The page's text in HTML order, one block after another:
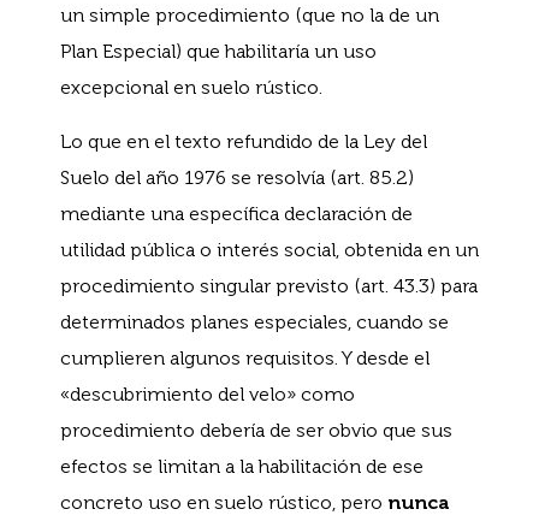
un simple procedimiento (que no la de un
Plan Especial) que habilitaría un uso
excepcional en suelo rústico.
Lo que en el texto refundido de la Ley del
Suelo del año 1976 se resolvía (art. 85.2)
mediante una específica declaración de
utilidad pública o interés social, obtenida en un
procedimiento singular previsto (art. 43.3) para
determinados planes especiales, cuando se
cumplieren algunos requisitos. Y desde el
«descubrimiento del velo» como
procedimiento debería de ser obvio que sus
efectos se limitan a la habilitación de ese
concreto uso en suelo rústico, pero nunca